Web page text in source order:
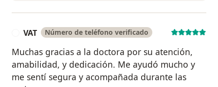
VAT Número de teléfono verificado
Muchas gracias a la doctora por su atención,
amabilidad, y dedicación. Me ayudó mucho y
me sentí segura y acompañada durante las